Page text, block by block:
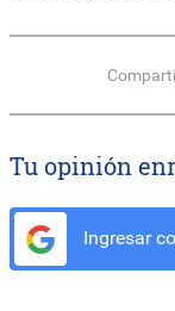
Tu opinión
Ingresar